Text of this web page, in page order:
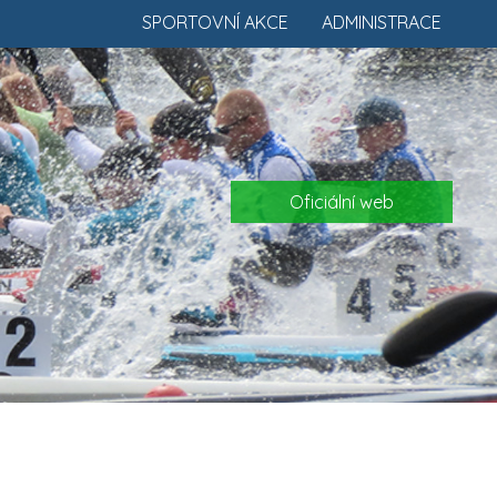
ADMINISTRACE
SPORTOVNÍ AKCE
Oficiální web